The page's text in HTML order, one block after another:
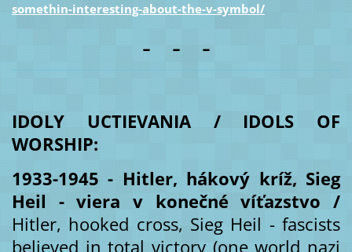
somethin-interesting-about-the-v-symbol/
- - -
IDOLY UCTIEVANIA / IDOLS OF
WORSHIP:
1933-1945 - Hitler, hákový kríž, Sieg
Heil - viera v konečné víťazstvo /
Hitler, hooked cross, Sieg Heil - fascists
believed in total victory (one world nazi